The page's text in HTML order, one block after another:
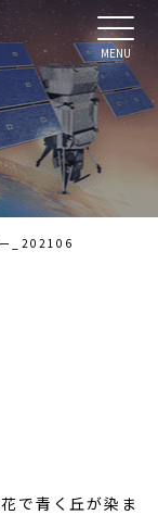
MENU
ー_202106
で青く丘が染ま